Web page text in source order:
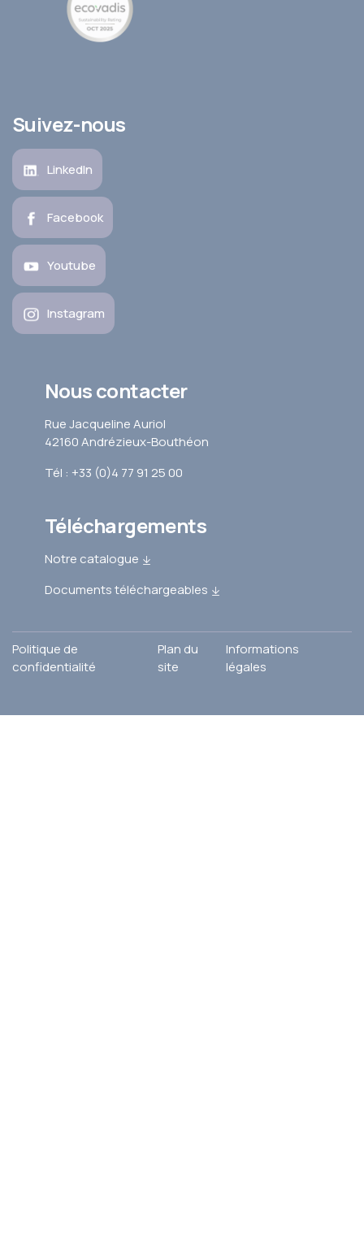
Suivez-nous
LinkedIn
Facebook
Youtube
Instagram
Nous contacter
Rue Jacqueline Auriol
42160 Andrézieux-Bouthéon
Tél : +33 (0)4 77 91 25 00
Téléchargements
Notre catalogue
Documents téléchargeables
Politique de
confidentialité
Plan du
site
Informations
légales